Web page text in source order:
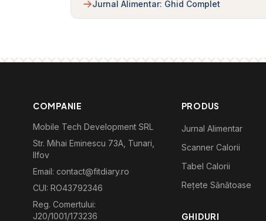
Jurnal Alimentar: Ghid Complet
COMPANIE
Mobile Tech Development SRL
Str. Mihai Eminescu 73A, Tunari,
Ilfov
Email: contact@fitdiary.ro
CUI: RO43792346
Reg. Comertului:
J20/1001/173236
PRODUS
Jurnal Alimentar
Scanner Calorii
Tabel Calorii
Rețete Sănătoase
GHIDURI